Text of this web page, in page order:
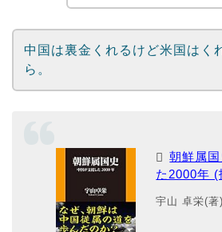
中国は裏金くれるけど米国はく
ら。
朝鮮属
た2000年 (
宇山 卓栄(著)